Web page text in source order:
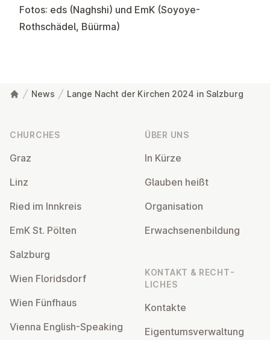
Fotos: eds (Naghshi) und EmK (Soyoye-
Rothschädel, Büürma)
News Lange Nacht der Kirchen 2024 in Salzburg
CHURCHES
Graz
Linz
Ried im Innkreis
EmK St. Pölten
Salzburg
Wien Flor­idsdorf
Wien Fünfhaus
Vienna English-Speaking
ÜBER UNS
In Kürze
Glauben heißt
Or­gan­isa­tion
Er­wach­sen­en­bildung
KONTAKT & RECHT­
LICHES
Kontakte
Ei­gentums­ver­wal­tung